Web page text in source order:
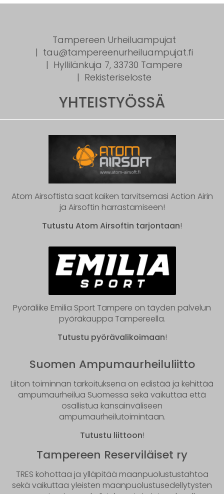
Tampereen Urheiluampujat
tau@tampereenurheiluampujat.fi
Hyllilänkuja 7, 33730 Tampere
Rekisteriseloste
YHTEISTYÖSSÄ
Atom Airsoftista saat kaiken tarvitsemasi Action Airin
ja Airsoftin harrastamiseen!
Tutustu Atom Airsoftin tarjontaan!
Pyöräliike Emilia Sport Tampere on täyden palvelun
pyöräkauppa Tampereella.
Tutustu pyörävalikoimaan!
Suomen Ampumaurheiluliitto
Liiton toiminnan tarkoituksena on edistää ja kehittää
ampumaurheilua Suomessa sekä vaikuttaa että
osallistua kansainväliseen
ampumaurheilutoimintaan.
Tutustu liittoon!
Tampereen Reserviläiset ry
TRES kohottaa ja ylläpitää maanpuolustustahtoa
sekä vaikuttaa yleisten maanpuolustusedellytysten